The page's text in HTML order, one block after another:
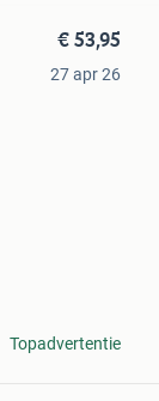
€ 53,95
27 apr 26
Topadvertentie